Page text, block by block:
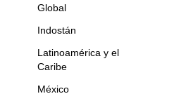
Global
Indostán
Latinoamérica y el
Caribe
México